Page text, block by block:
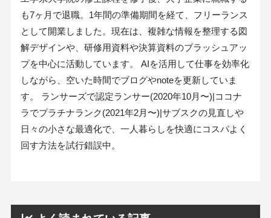
も7ヶ月で退職。1年間の準備期間を経て、フリーランス
として開業しました。現在は、複雑な情報を整理する図
解デザインや、研修用資料や決算資料のブラッシュアッ
プを中心に活動しています。 AIを活用して仕事を効率化
しながら、空いた時間でブログやnoteを更新していま
す。 ランサーズで認定ランサー(2020年10月〜)|ココナ
ラでプラチナランク(2021年2月〜)|サブスクの見直しや
日々の小さな最適化で、一人暮らしを快適にコスパよく
回す方法を試行錯誤中。